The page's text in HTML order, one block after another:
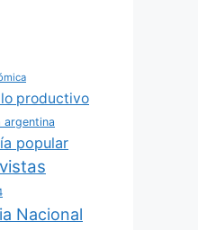
productivo
argentina
popular
Nacional